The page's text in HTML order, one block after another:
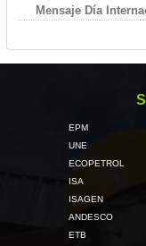
Mensaje Día
EPM
UNE
ECOPETROL
ISA
ISAGEN
ANDESCO
ETB